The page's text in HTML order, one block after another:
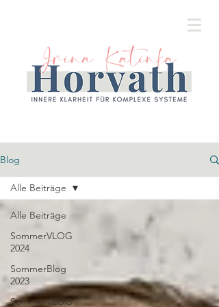
Blog
Alle Beiträge
SommerVLOG
2024
SommerBlog
2023
SommerVLOG
Alle Beiträge